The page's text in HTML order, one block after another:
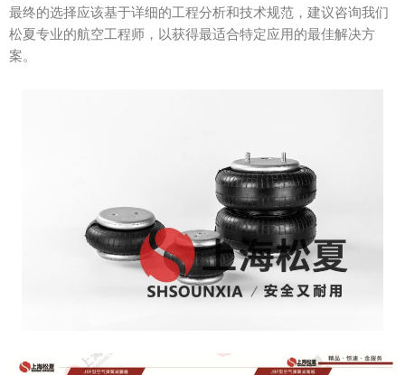
最终的选择应该基于详细的工程分析和技术规范，建议咨询我们
松夏专业的航空工程师，以获得最适合特定应用的最佳解决方
案。